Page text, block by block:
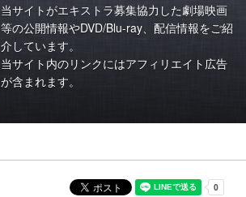
当サイトがエキストラ募集協力した劇場映画
等の公開情報やDVD/Blu-ray、配信情報をご紹
介しています。
当サイト内のリンクにはアフィリエイト広告
が含まれます。